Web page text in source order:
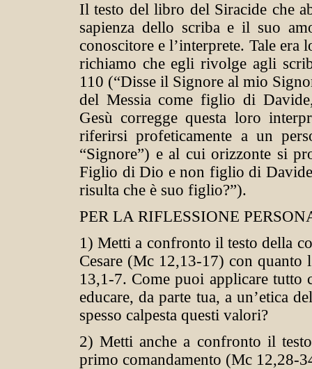
Il testo del libro del Siracide che
sapienza dello scriba e il suo
conoscitore e l’interprete. Tale
richiamo che egli rivolge agli
110 (“Disse il Signore al mio
del Messia come figlio di
Gesù corregge questa loro
riferirsi profeticamente a un
“Signore”) e al cui orizzonte si
Figlio di Dio e non figlio di Davide
risulta che è suo figlio?”).
PER LA RIFLESSIONE
1) Metti a confronto il testo della
Cesare (Mc 12,13-17) con quanto
13,1-7. Come puoi applicare tutto
educare, da parte tua, a un’etica
spesso calpesta questi valori?
2) Metti anche a confronto il
primo comandamento (Mc 12,28-